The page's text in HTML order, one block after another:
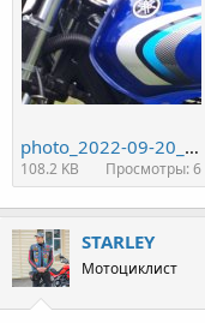
photo_2022-09-20_15-50-31.jpg
108.2 KB Просмотры: 6
STARLEY
Мотоциклист